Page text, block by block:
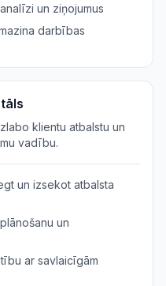
un ziņojumus
darbības
klientu atbalstu un
vadību.
un izsekot atbalsta
un
ar savlaicīgām